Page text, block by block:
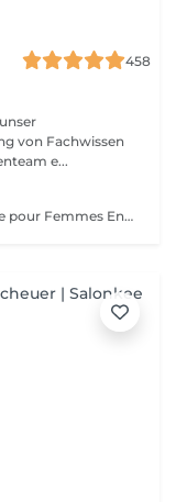
458
von Fachwissen
e...
Célébrez la maternité avec notre Massage pour Femmes Enceintes. Conçu spécialement pour les futures mamans, ce massage offre une parenthèse de bien-être et de soulagement. Nos thérapeutes expérimentés utilisent des techniques douces pour apaiser les maux de dos, les tensions et les jambes fatiguées qui accompagnent souvent la grossesse. Vous serez choyée dans un environnement paisible, garantissant un moment de détente pour vous et votre bébé. Offrez-vous ce moment précieux de détente pour vous sentir choyée, détendue et prête à embrasser chaque instant de votre grossesse en toute sérénité